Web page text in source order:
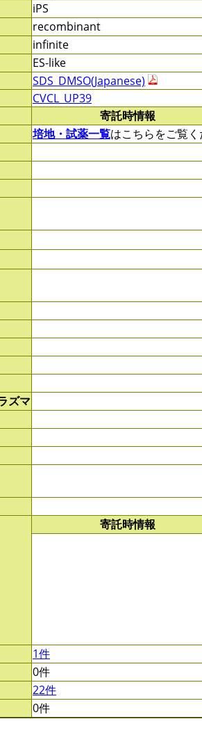
iPS
recombinant
infinite
ES-like
SDS_DMSO(Japanese)
CVCL_UP39
寄託時情報
培地・試薬一覧はこちらをご覧く
ズマ
寄託時情報
1件
0件
22件
0件